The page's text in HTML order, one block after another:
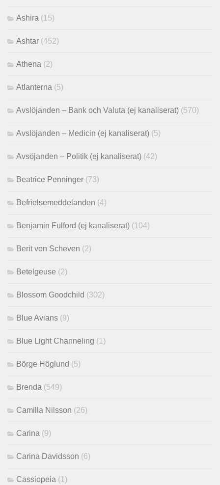
Ashira (15)
Ashtar (452)
Athena (2)
Atlanterna (5)
Avslöjanden – Bank och Valuta (ej kanaliserat) (570)
Avslöjanden – Medicin (ej kanaliserat) (5)
Avsöjanden – Politik (ej kanaliserat) (42)
Beatrice Penninger (73)
Befrielsemeddelanden (4)
Benjamin Fulford (ej kanaliserat) (104)
Berit von Scheven (2)
Betelgeuse (2)
Blossom Goodchild (302)
Blue Avians (9)
Blue Light Channeling (1)
Börge Höglund (5)
Brenda (549)
Camilla Nilsson (26)
Carina (9)
Carina Davidsson (6)
Cassiopeia (1)